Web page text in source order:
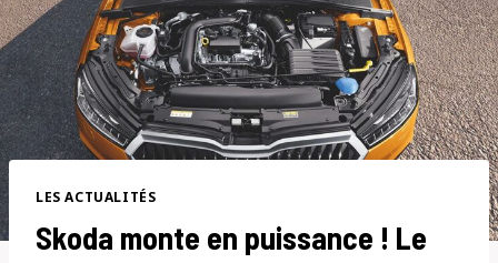
LES ACTUALITÉS
Skoda monte en puissance ! Le